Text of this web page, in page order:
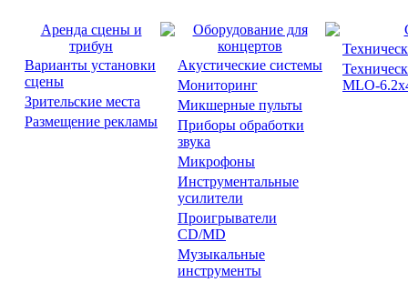
Аренда сцены и
трибун
Варианты установки
сцены
Зрительские места
Размещение рекламы
Оборудование для
концертов
Акустические системы
Мониторинг
Микшерные пульты
Приборы обработки
звука
Микрофоны
Инструментальные
усилители
Проигрыватели
CD/MD
Музыкальные
инструменты
MLO-